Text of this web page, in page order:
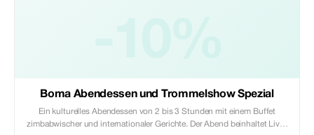
Boma Abendessen und Trommelshow Spezial
Ein kulturelles Abendessen von 2 bis 3 Stunden mit einem Buffet
zimbabwischer und internationaler Gerichte. Der Abend beinhaltet Live-